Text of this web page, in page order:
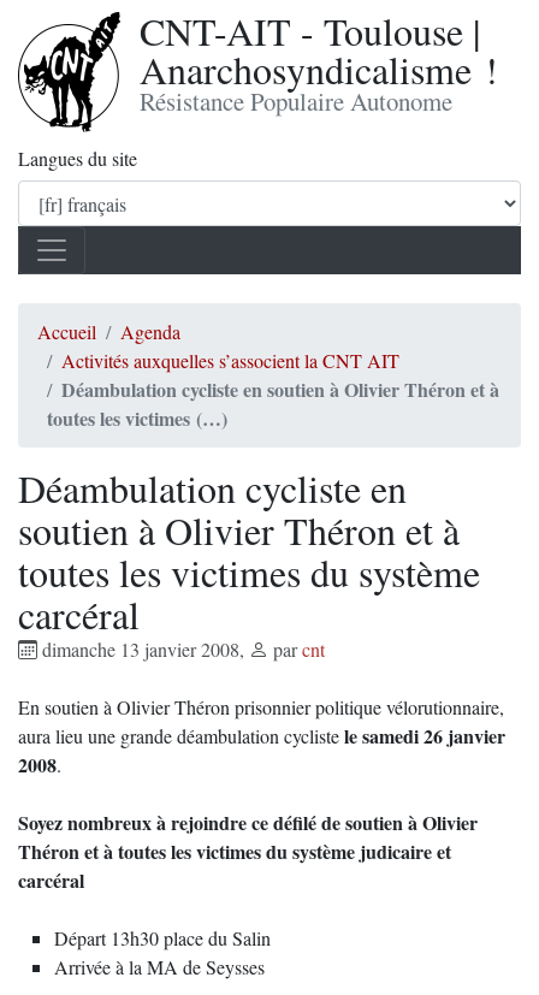
CNT-AIT - Toulouse |
Anarchosyndicalisme !
Résistance Populaire Autonome
Langues du site
Accueil
Agenda
Activités auxquelles s’associent la CNT AIT
Déambulation cycliste en soutien à Olivier Théron et à
toutes les victimes (…)
Déambulation cycliste en
soutien à Olivier Théron et à
toutes les victimes du système
carcéral
dimanche 13 janvier 2008, parcnt
En soutien à Olivier Théron prisonnier politique vélorutionnaire,
aura lieu une grande déambulation cyclistele samedi 26 janvier
2008.
Soyez nombreux à rejoindre ce défilé de soutien à Olivier
Théron et à toutes les victimes du système judicaire et
carcéral
Départ 13h30 place du Salin
Arrivée à la MA de Seysses